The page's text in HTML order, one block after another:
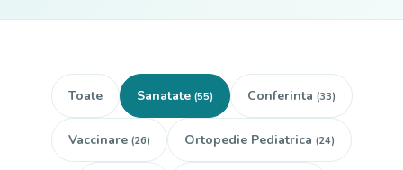
Toate Sanatate (55) Conferinta (33)
Vaccinare (26) Ortopedie Pediatrica (24)